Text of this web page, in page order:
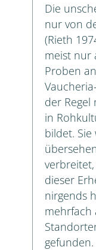
Die
nur von
(Rieth
meist nur
Proben
der Regel
in
bildet.
dieser
nirgends
mehrfach
gefunden.